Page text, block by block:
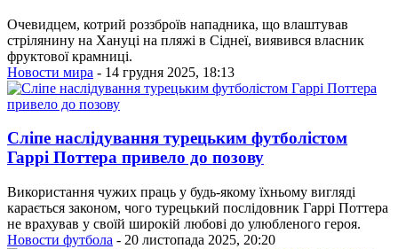
Очевидцем, котрий роззброїв нападника, що влаштував
стрілянину на Хануці на пляжі в Сіднеї, виявився власник
фруктової крамниці.
Новости мира - 14 грудня 2025, 18:13
Сліпе наслідування турецьким футболістом
Гаррі Поттера привело до позову
Використання чужих праць у будь-якому їхньому вигляді
карається законом, чого турецький послідовник Гаррі Поттера
не врахував у своїй широкій любові до улюбленого героя.
Новости футбола - 20 листопада 2025, 20:20